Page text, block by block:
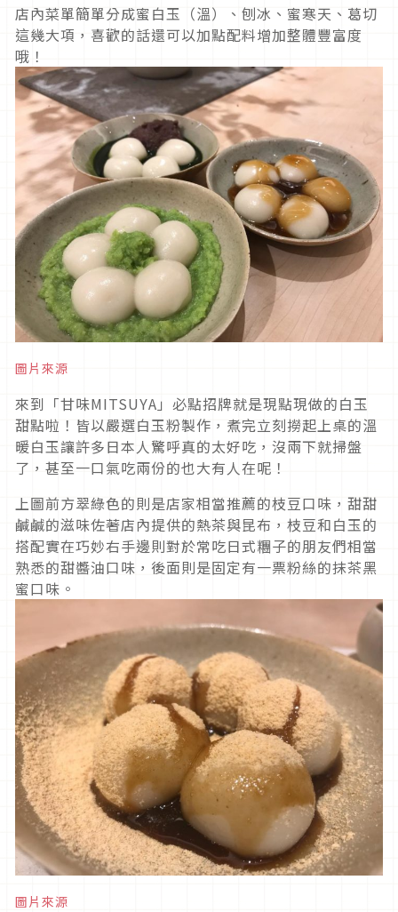
店內菜單簡單分成蜜白玉（溫）、刨冰、蜜寒天、葛切
這幾大項，喜歡的話還可以加點配料增加整體豐富度
哦！
圖片來源
來到「甘味MITSUYA」必點招牌就是現點現做的白玉
甜點啦！皆以嚴選白玉粉製作，煮完立刻撈起上桌的溫
暖白玉讓許多日本人驚呼真的太好吃，沒兩下就掃盤
了，甚至一口氣吃兩份的也大有人在呢！
上圖前方翠綠色的則是店家相當推薦的枝豆口味，甜甜
鹹鹹的滋味佐著店內提供的熱茶與昆布，枝豆和白玉的
搭配實在巧妙右手邊則對於常吃日式糰子的朋友們相當
熟悉的甜醬油口味，後面則是固定有一票粉絲的抹茶黑
蜜口味。
圖片來源